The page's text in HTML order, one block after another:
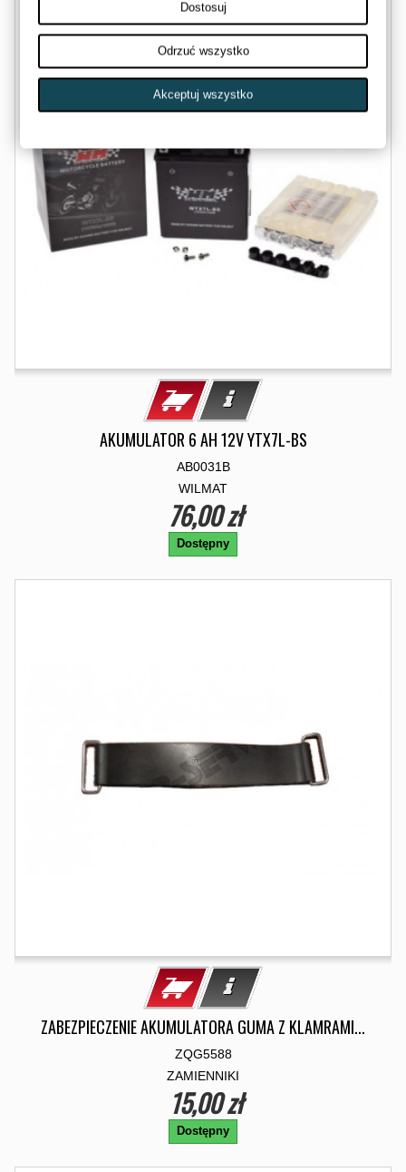
AKUMULATOR 6 AH 12V YTX7L-BS
AB0031B
WILMAT
76,00 zł
Dostępny
ZABEZPIECZENIE AKUMULATORA GUMA Z KLAMRAMI...
ZQG5588
ZAMIENNIKI
15,00 zł
Dostępny
Dostosuj
Odrzuć wszystko
Akceptuj wszystko